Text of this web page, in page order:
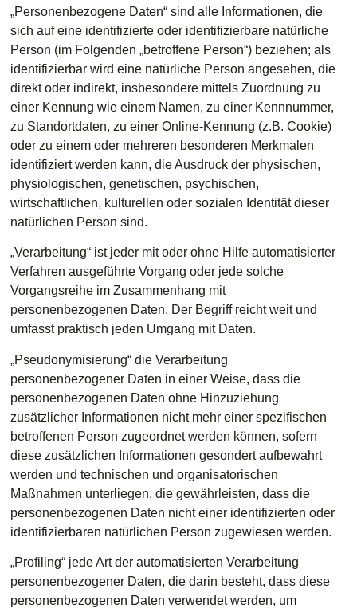
„Personenbezogene Daten“ sind alle Informationen, die
sich auf eine identifizierte oder identifizierbare natürliche
Person (im Folgenden „betroffene Person“) beziehen; als
identifizierbar wird eine natürliche Person angesehen, die
direkt oder indirekt, insbesondere mittels Zuordnung zu
einer Kennung wie einem Namen, zu einer Kennnummer,
zu Standortdaten, zu einer Online-Kennung (z.B. Cookie)
oder zu einem oder mehreren besonderen Merkmalen
identifiziert werden kann, die Ausdruck der physischen,
physiologischen, genetischen, psychischen,
wirtschaftlichen, kulturellen oder sozialen Identität dieser
natürlichen Person sind.
„Verarbeitung“ ist jeder mit oder ohne Hilfe automatisierter
Verfahren ausgeführte Vorgang oder jede solche
Vorgangsreihe im Zusammenhang mit
personenbezogenen Daten. Der Begriff reicht weit und
umfasst praktisch jeden Umgang mit Daten.
„Pseudonymisierung“ die Verarbeitung
personenbezogener Daten in einer Weise, dass die
personenbezogenen Daten ohne Hinzuziehung
zusätzlicher Informationen nicht mehr einer spezifischen
betroffenen Person zugeordnet werden können, sofern
diese zusätzlichen Informationen gesondert aufbewahrt
werden und technischen und organisatorischen
Maßnahmen unterliegen, die gewährleisten, dass die
personenbezogenen Daten nicht einer identifizierten oder
identifizierbaren natürlichen Person zugewiesen werden.
„Profiling“ jede Art der automatisierten Verarbeitung
personenbezogener Daten, die darin besteht, dass diese
personenbezogenen Daten verwendet werden, um